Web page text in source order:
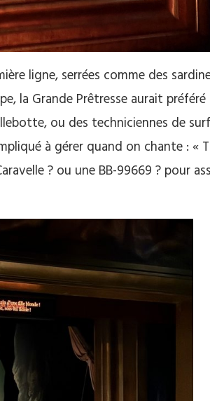
ligne, serrées comme des
la Grande Prêtresse aurait préféré
ou des techniciennes de
à gérer quand on chante : «
? ou une BB-99669 ? pour